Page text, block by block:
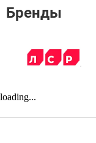
Бренды
loading...